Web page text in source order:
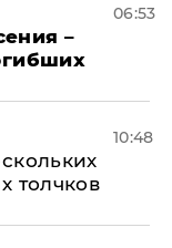
–
06:53
толчков
10:48